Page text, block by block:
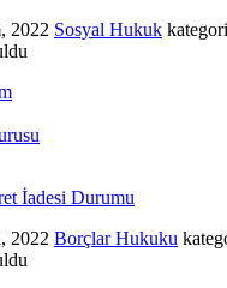
2022 Sosyal Hukuk
İadesi Durumu
2022 Borçlar Hukuku